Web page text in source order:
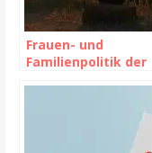
Frauen- und
Familienpolitik der